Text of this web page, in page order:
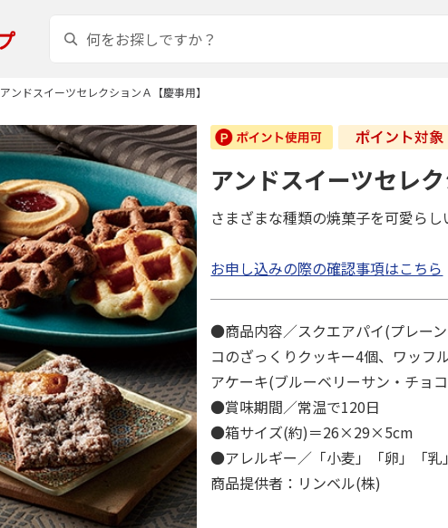
アンドスイーツセレクションＡ【慶事用】
アンドスイーツセレ
さまざまな種類の焼菓子を可愛らし
お申し込みの際の確認事項はこちら
●商品内容／スクエアパイ(プレー
コのざっくりクッキー4個、ワッ
アケーキ(ブルーベリーサン・チョ
●賞味期間／常温で120日
●箱サイズ(約)＝26×29×5cm
●アレルギー／「小麦」「卵」「乳」
商品提供者：リンベル(株)